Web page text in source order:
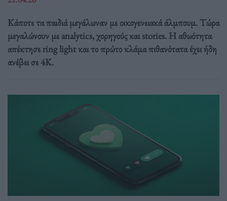
Κάποτε τα παιδιά μεγάλωναν με οικογενειακά άλμπουμ. Τώρα
μεγαλώνουν με analytics, χορηγούς και stories. Η αθωότητα
απέκτησε ring light και το πρώτο κλάμα πιθανότατα έχει ήδη
ανέβει σε 4K.